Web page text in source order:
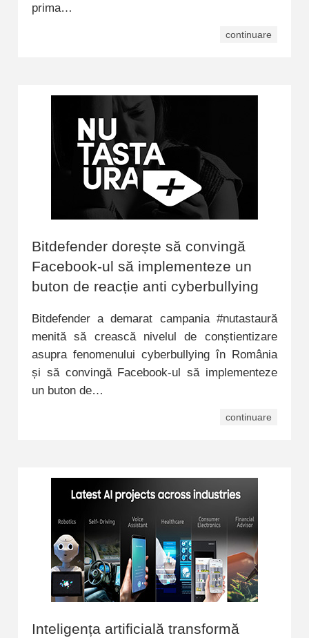
prima…
continuare
Bitdefender dorește să convingă
Facebook-ul să implementeze un
buton de reacție anti cyberbullying
Bitdefender a demarat campania #nutastaură
menită să crească nivelul de conștientizare
asupra fenomenului cyberbullying în România
și să convingă Facebook-ul să implementeze
un buton de…
continuare
Inteligența artificială transformă